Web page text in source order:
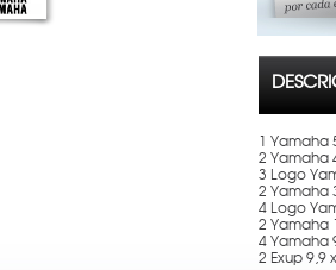
1 Yamaha
2 Yamaha
3 Logo
2 Yamaha
4 Logo
2 Yamaha
4 Yamaha
2 Exup 9,9